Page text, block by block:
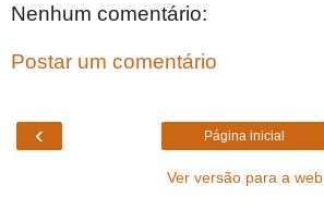
Nenhum comentário:
Postar um comentário
‹ Página inicial
Ver versão para a web